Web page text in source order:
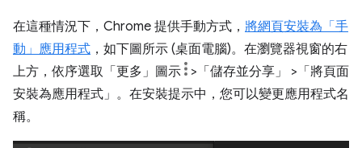
在這種情況下，Chrome 提供手動方式， 將網頁安裝為「手
動」應用程式 ，如下圖所示 (桌面電腦)。在瀏覽器視窗的右
上方，依序選取「更多」圖示
>「儲存並分享」
>「將頁面
安裝為應用程式」 。在安裝提示中，您可以變更應用程式名
稱。